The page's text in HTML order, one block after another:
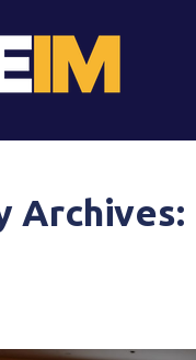
Archives: